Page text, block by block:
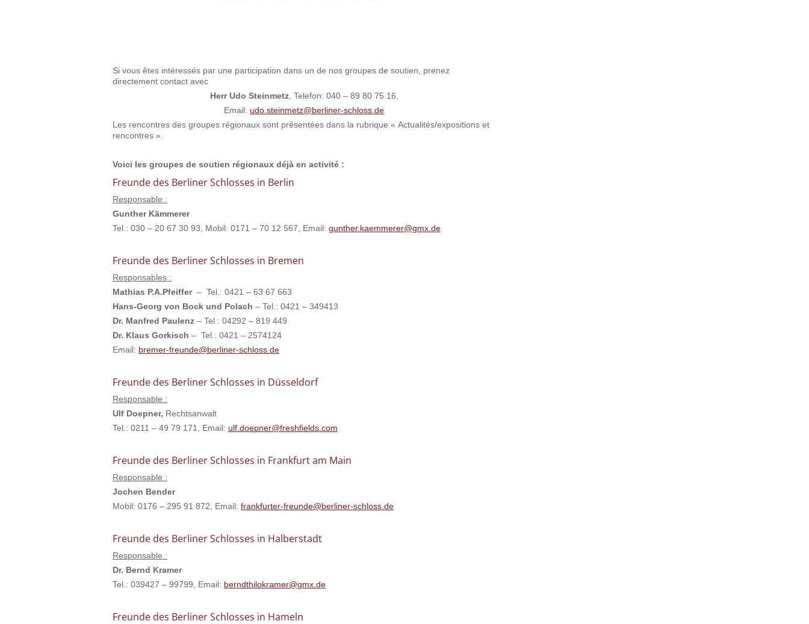
Si vous êtes intéressés par une participation dans un de nos groupes de soutien, prenez
directement contact avec
Herr Udo Steinmetz, Telefon: 040 – 89 80 75 16,
Email: udo.steinmetz@berliner-schloss.de
Les rencontres des groupes régionaux sont présentées dans la rubrique « Actualités/expositions et
rencontres ».
Voici les groupes de soutien régionaux déjà en activité :
Freunde des Berliner Schlosses in Berlin
Responsable :
Gunther Kämmerer
Tel.: 030 – 20 67 30 93, Mobil: 0171 – 70 12 567, Email: gunther.kaemmerer@gmx.de
Freunde des Berliner Schlosses in Bremen
Responsables :
Mathias P.A.Pfeiffer– Tel.: 0421 – 63 67 663
Hans-Georg von Bock und Polach – Tel.: 0421 – 349413
Dr. Manfred Paulenz – Tel.: 04292 – 819 449
Dr. Klaus Gorkisch – Tel.: 0421 – 2574124
Email: bremer-freunde@berliner-schloss.de
Freunde des Berliner Schlosses in Düsseldorf
Responsable :
Ulf Doepner, Rechtsanwalt
Tel.: 0211 – 49 79 171, Email: ulf.doepner@freshfields.com
Freunde des Berliner Schlosses in Frankfurt am Main
Responsable :
Jochen Bender
Mobil: 0176 – 295 91 872, Email: frankfurter-freunde@berliner-schloss.de
Freunde des Berliner Schlosses in Halberstadt
Responsable :
Dr. Bernd Kramer
Tel.: 039427 – 99799, Email: berndthilokramer@gmx.de
Freunde des Berliner Schlosses in Hameln